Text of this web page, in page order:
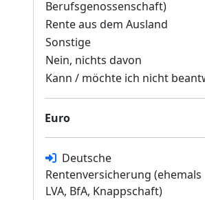
Berufsgenossenschaft)
Rente aus dem Ausland
Sonstige
Nein, nichts davon
Kann / möchte ich nicht
Euro
Deutsche
Rentenversicherung (ehemals
LVA, BfA, Knappschaft)